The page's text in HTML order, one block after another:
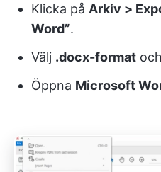
Klicka på Arkiv >
Word”.
Välj .docx-format
Öppna Microsoft